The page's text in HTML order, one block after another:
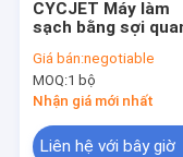
CYCJET Máy làm
sạch bằng sợi
CYCJET Loại bỏ vết
rỉ bằng laser cầm
100W
Giá bán:negotiable
MOQ:1 bộ
Nhận giá mới nhất
Liên hệ với bây giờ